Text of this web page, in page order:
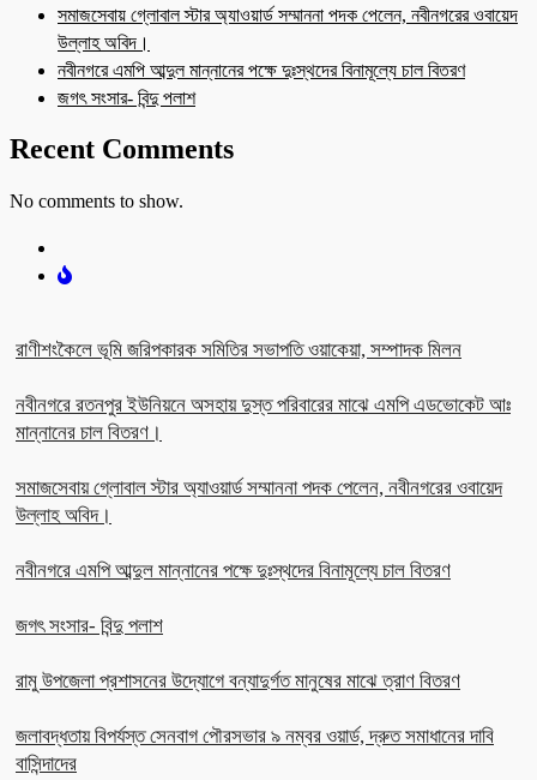
সমাজসেবায় গ্লোবাল স্টার অ্যাওয়ার্ড সম্মাননা পদক পেলেন, নবীনগরের ওবায়েদ
উল্লাহ অবিদ।
নবীনগরে এমপি আব্দুল মান্নানের পক্ষে দুঃস্থদের বিনামূল্যে চাল বিতরণ
জগৎ সংসার- বিন্দু পলাশ
Recent Comments
No comments to show.
রাণীশংকৈলে ভূমি জরিপকারক সমিতির সভাপতি ওয়াকেয়া, সম্পাদক মিলন
নবীনগরে রতনপুর ইউনিয়নে অসহায় দুস্ত পরিবারের মাঝে এমপি এডভোকেট আঃ
মান্নানের চাল বিতরণ।
সমাজসেবায় গ্লোবাল স্টার অ্যাওয়ার্ড সম্মাননা পদক পেলেন, নবীনগরের ওবায়েদ
উল্লাহ অবিদ।
নবীনগরে এমপি আব্দুল মান্নানের পক্ষে দুঃস্থদের বিনামূল্যে চাল বিতরণ
জগৎ সংসার- বিন্দু পলাশ
রামু উপজেলা প্রশাসনের উদ্যোগে বন্যাদুর্গত মানুষের মাঝে ত্রাণ বিতরণ
জলাবদ্ধতায় বিপর্যস্ত সেনবাগ পৌরসভার ৯ নম্বর ওয়ার্ড, দ্রুত সমাধানের দাবি
বাসিন্দাদের